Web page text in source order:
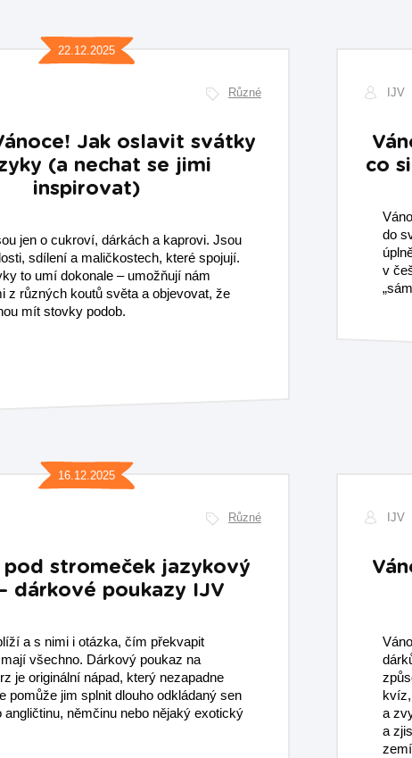
22.12.2025
Různé
Jak oslavit svátky
(a nechat se jimi
inspirovat)
jen o cukroví, dárkách a kaprovi. Jsou
sdílení a maličkostech, které spojují.
to umí dokonale – umožňují nám
z různých koutů světa a objevovat, že
mít stovky podob.
IJV
co
do
v
16.12.2025
Různé
pod stromeček jazykový
dárkové poukazy IJV
a s nimi i otázka, čím překvapit
všechno. Dárkový poukaz na
je originální nápad, který nezapadne
pomůže jim splnit dlouho odkládaný sen
angličtinu, němčinu nebo nějaký exotický
IJV
a
a